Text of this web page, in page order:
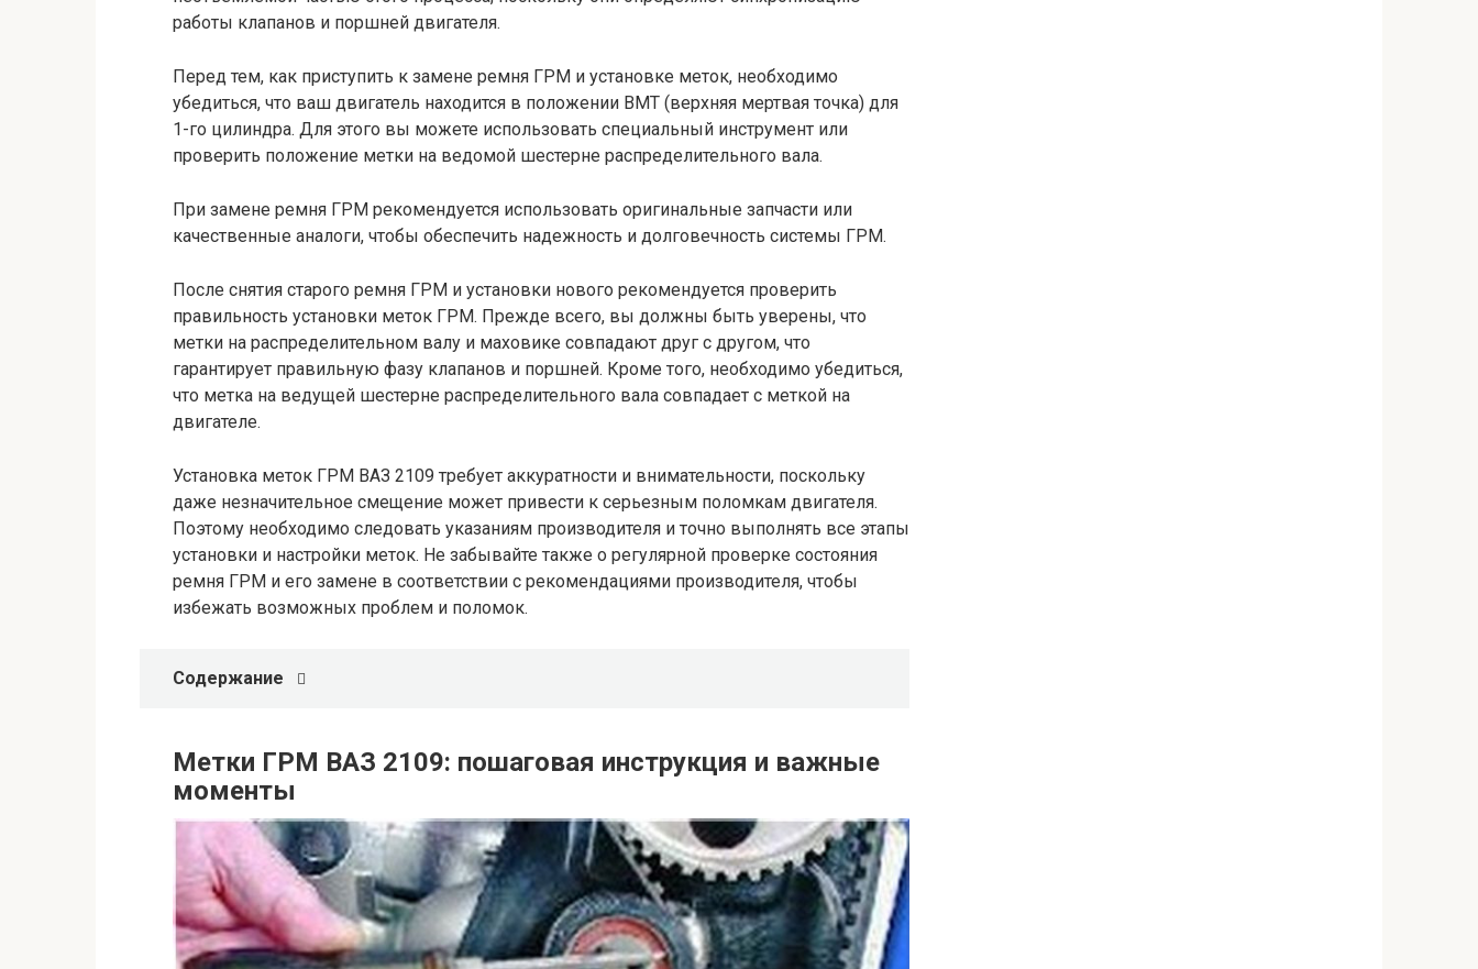
работы клапанов и поршней двигателя.
Перед тем, как приступить к замене ремня ГРМ и установке меток, необходимо
убедиться, что ваш двигатель находится в положении ВМТ (верхняя мертвая точка) для
1-го цилиндра. Для этого вы можете использовать специальный инструмент или
проверить положение метки на ведомой шестерне распределительного вала.
При замене ремня ГРМ рекомендуется использовать оригинальные запчасти или
качественные аналоги, чтобы обеспечить надежность и долговечность системы ГРМ.
После снятия старого ремня ГРМ и установки нового рекомендуется проверить
правильность установки меток ГРМ. Прежде всего, вы должны быть уверены, что
метки на распределительном валу и маховике совпадают друг с другом, что
гарантирует правильную фазу клапанов и поршней. Кроме того, необходимо убедиться,
что метка на ведущей шестерне распределительного вала совпадает с меткой на
двигателе.
Установка меток ГРМ ВАЗ 2109 требует аккуратности и внимательности, поскольку
даже незначительное смещение может привести к серьезным поломкам двигателя.
Поэтому необходимо следовать указаниям производителя и точно выполнять все этапы
установки и настройки меток. Не забывайте также о регулярной проверке состояния
ремня ГРМ и его замене в соответствии с рекомендациями производителя, чтобы
избежать возможных проблем и поломок.
Содержание
Метки ГРМ ВАЗ 2109: пошаговая инструкция и важные
моменты